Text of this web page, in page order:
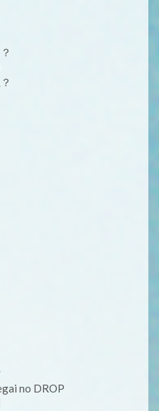
no DROP